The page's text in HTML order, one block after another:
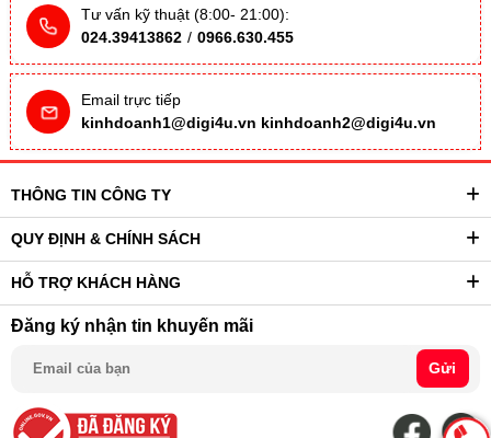
Tư vấn kỹ thuật (8:00- 21:00):
024.39413862 / 0966.630.455
Email trực tiếp
kinhdoanh1@digi4u.vn kinhdoanh2@digi4u.vn
THÔNG TIN CÔNG TY
QUY ĐỊNH & CHÍNH SÁCH
HỖ TRỢ KHÁCH HÀNG
Đăng ký nhận tin khuyến mãi
Gửi